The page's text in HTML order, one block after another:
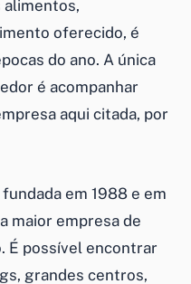
alimentos,
oferecido, é
do ano. A única
é acompanhar
aqui citada, por
em 1988 e em
maior empresa de
É possível encontrar
grandes centros,